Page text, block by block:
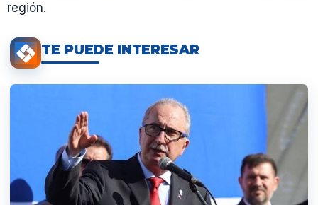
región.
TE PUEDE INTERESAR